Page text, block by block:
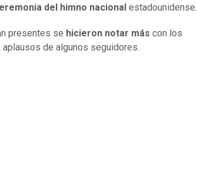
del himno nacional estadounidense.
presentes se hicieron notar más con los
de algunos seguidores.